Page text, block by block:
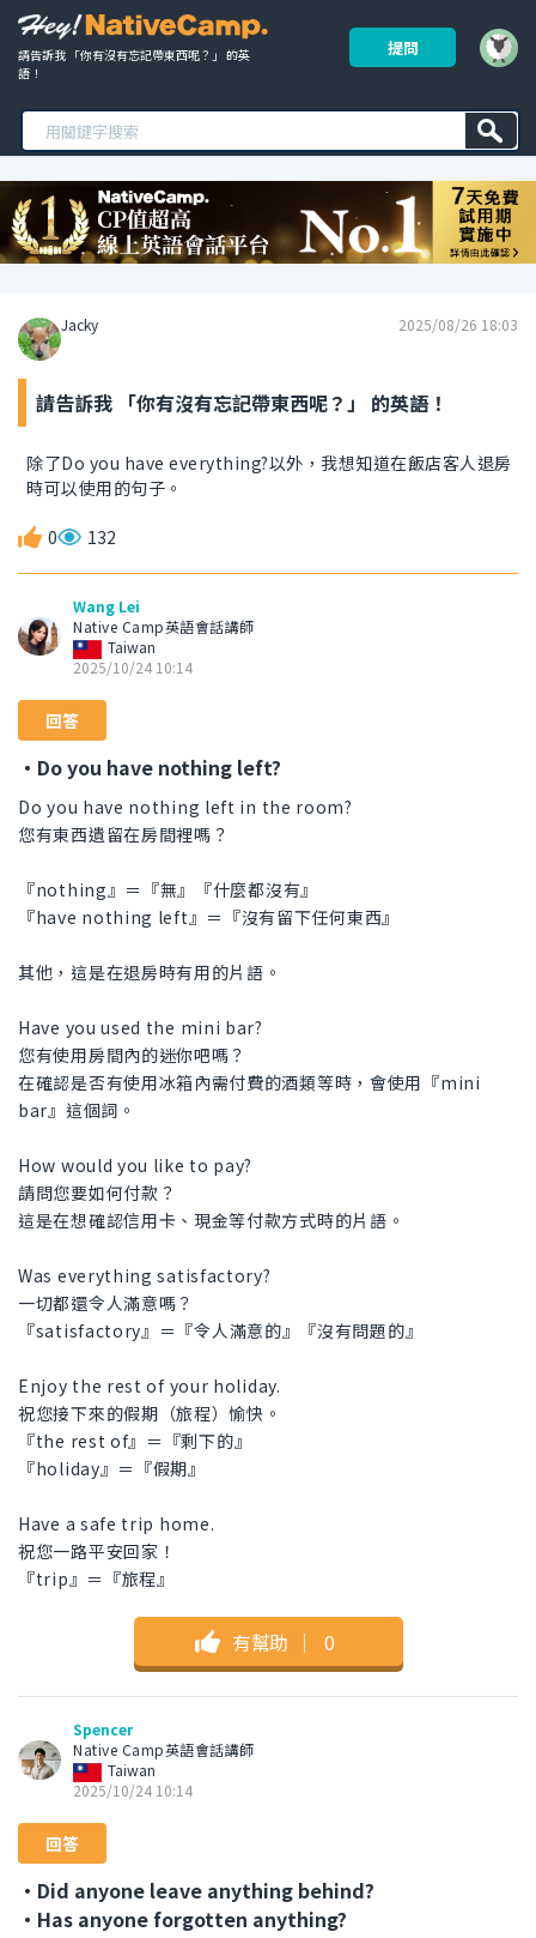
請告訴我 「你有沒有忘記帶東西呢？」 的英
語！
提問
Jacky 2025/08/26 18:03
請告訴我 「你有沒有忘記帶東西呢？」 的英語！
除了Do you have everything?以外，我想知道在飯店客人退房
時可以使用的句子。
0 132
Wang Lei
Native Camp英語會話講師
Taiwan
2025/10/24 10:14
回答
・Do you have nothing left?
Do you have nothing left in the room?
您有東西遺留在房間裡嗎？
『nothing』＝『無』『什麼都沒有』
『have nothing left』＝『沒有留下任何東西』
其他，這是在退房時有用的片語。
Have you used the mini bar?
您有使用房間內的迷你吧嗎？
在確認是否有使用冰箱內需付費的酒類等時，會使用『mini
bar』這個詞。
How would you like to pay?
請問您要如何付款？
這是在想確認信用卡、現金等付款方式時的片語。
Was everything satisfactory?
一切都還令人滿意嗎？
『satisfactory』＝『令人滿意的』『沒有問題的』
Enjoy the rest of your holiday.
祝您接下來的假期（旅程）愉快。
『the rest of』＝『剩下的』
『holiday』＝『假期』
Have a safe trip home.
祝您一路平安回家！
『trip』＝『旅程』
有幫助 ｜ 0
Spencer
Native Camp英語會話講師
Taiwan
2025/10/24 10:14
回答
・Did anyone leave anything behind?
・Has anyone forgotten anything?